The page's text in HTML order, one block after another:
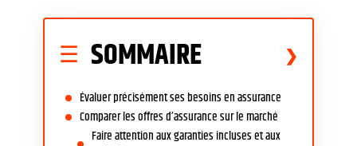
SOMMAIRE
Évaluer précisément ses besoins en assurance
Comparer les offres d’assurance sur le marché
Faire attention aux garanties incluses et aux